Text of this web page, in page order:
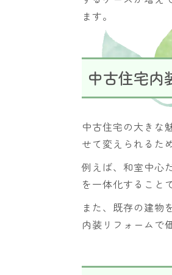
ます。
中古住宅内
中古住宅の大きな
せて変えられるた
例えば、和室中心
を一体化すること
また、既存の建物
内装リフォームで